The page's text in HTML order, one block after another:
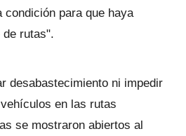
para que haya
rutas".
desabastecimiento ni impedir
en las rutas
se mostraron abiertos al